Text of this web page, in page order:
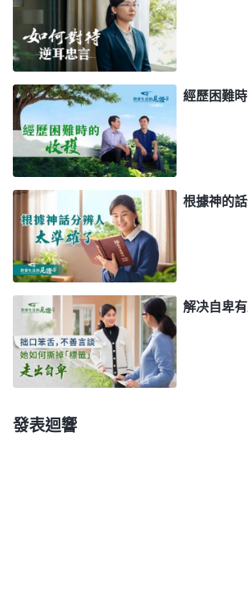
來，像一灘泥一樣，什麽也不願意做
説。他覺得，『什麽真理原則啊，什
什麽蒙拯救啊，什麽順服神啊，都與
運氣不好，實行多少真理、付多少代
能蒙拯救。完了，自己就是個喪門
蛋，愛咋咋地吧，反正自己運氣不好
一會兒像個鼓得要爆的皮球，一會兒
球，這是不是很麻煩？」《話・卷六
怎樣追求真理（二）》神揭示的正是我
做事順利那就是運氣好，盡本分就像
有使不完的勁；臨到不順的事就認
好，盡本分就没了負擔，該跟進督促
思過問了。回想我剛盡講道員本分時
負責這幾處的教會，雖然也有些難處
領受，願意依靠神把工作擔起來。看
果效我就趕緊聚會交通推動福音工作
經歷困難
根據神的
解决自卑
發表迴響